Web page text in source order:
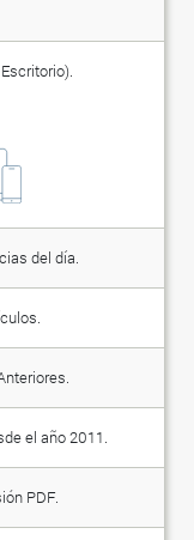
del día.
el año 2011.
PDF.